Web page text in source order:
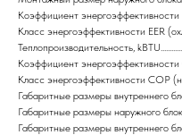
Коэффициент энергоэффективности
Класс энергоэффективности EER
Теплопроизводительность,
Коэффициент энергоэффективности
Класс энергоэффективности COP
Габаритные размеры внутреннего
Габаритные размеры наружного
Габаритные размеры внутреннего